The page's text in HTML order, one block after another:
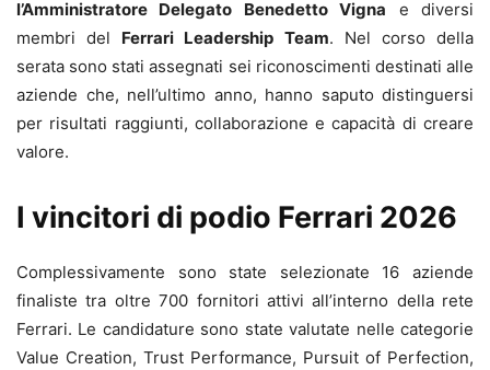
l’Amministratore Delegato Benedetto Vigna e diversi
membri del Ferrari Leadership Team. Nel corso della
serata sono stati assegnati sei riconoscimenti destinati alle
aziende che, nell’ultimo anno, hanno saputo distinguersi
per risultati raggiunti, collaborazione e capacità di creare
valore.
I vincitori di podio Ferrari 2026
Complessivamente sono state selezionate 16 aziende
finaliste tra oltre 700 fornitori attivi all’interno della rete
Ferrari. Le candidature sono state valutate nelle categorie
Value Creation, Trust Performance, Pursuit of Perfection,